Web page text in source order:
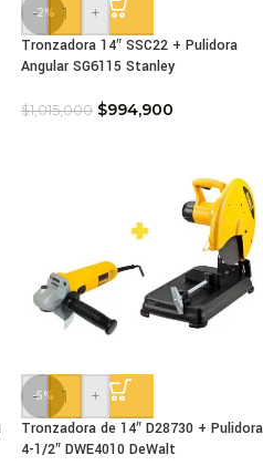
-2%
-
+
Tronzadora 14″ SSC22 + Pulidora
Angular SG6115 Stanley
$1,015,000 $994,900
-5%
-
+
Tronzadora de 14″ D28730 + Pulidora
4-1/2″ DWE4010 DeWalt